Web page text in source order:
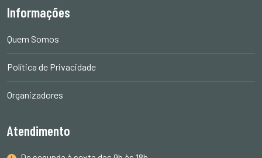
Informações
Quem Somos
Política de Privacidade
Organizadores
Atendimento